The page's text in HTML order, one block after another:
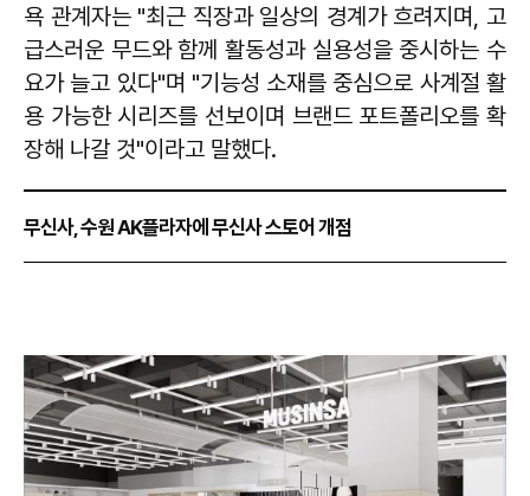
욕 관계자는 "최근 직장과 일상의 경계가 흐려지며, 고
급스러운 무드와 함께 활동성과 실용성을 중시하는 수
요가 늘고 있다"며 "기능성 소재를 중심으로 사계절 활
용 가능한 시리즈를 선보이며 브랜드 포트폴리오를 확
장해 나갈 것"이라고 말했다.
무신사, 수원 AK플라자에 무신사 스토어 개점